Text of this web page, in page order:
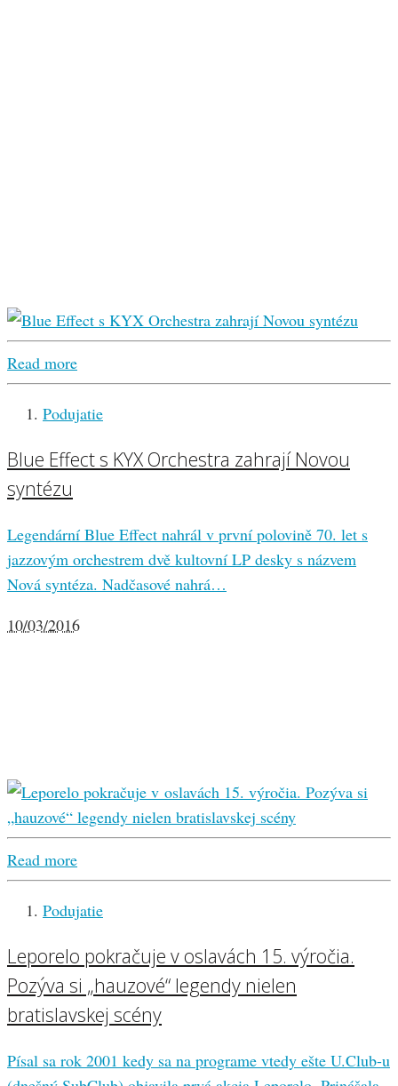
Read more
Podujatie
Blue Effect s KYX Orchestra zahrají Novou
syntézu
Legendární Blue Effect nahrál v první polovině 70. let s
jazzovým orchestrem dvě kultovní LP desky s názvem
Nová syntéza. Nadčasové nahrá…
10/03/2016
Read more
Podujatie
Leporelo pokračuje v oslavách 15. výročia.
Pozýva si „hauzové“ legendy nielen
bratislavskej scény
Písal sa rok 2001 kedy sa na programe vtedy ešte U.Club-u